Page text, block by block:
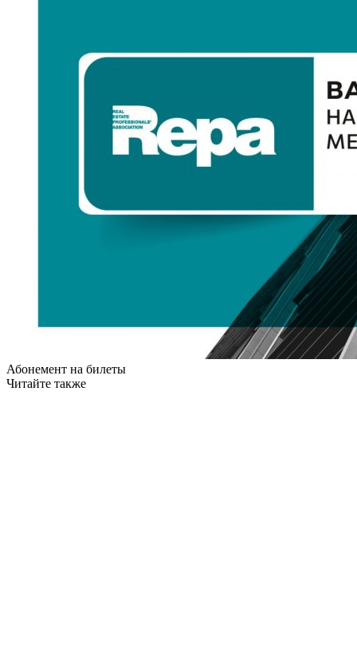
Абонемент на билеты
Читайте также